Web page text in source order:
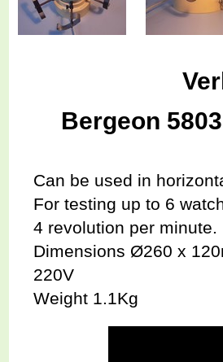
Bergeon
Can be used in
For testing up to 6
4 revolution per minute.
Dimensions Ø260 x
220V
Weight 1.1Kg